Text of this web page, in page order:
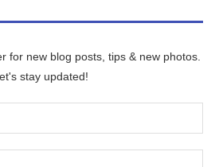
for new blog posts, tips & new photos.
stay updated!